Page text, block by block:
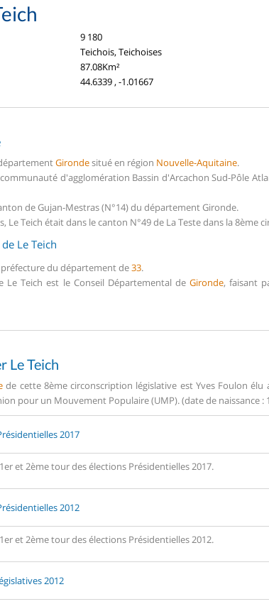
9 180
Teichois, Teichoises
87.08Km²
44.6339 , -1.01667
Girondesitué en région Nouvelle-Aquitaine.
d'agglomération Bassin d'Arcachon Sud-Pôle
de Gujan-Mestras (N°14) du département Gironde.
Teich était dans le canton N°49 de La Teste dans la 8ème
Le Teich
préfecture du département de33.
Le Teich est le Conseil Départemental de Gironde, faisant
Le Teich
de cette 8ème circonscription législative est Yves Foulon
pour un Mouvement Populaire (UMP). (date de naissance :
2017
et 2ème tour des élections Présidentielles 2017.
2012
et 2ème tour des élections Présidentielles 2012.
2012